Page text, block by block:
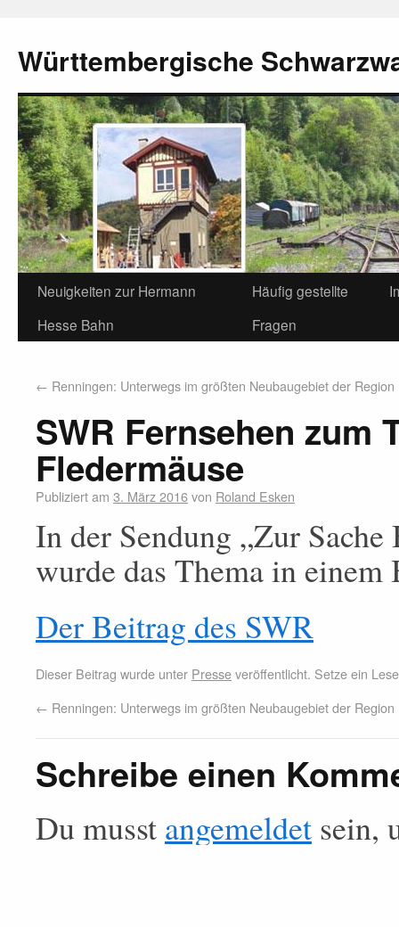
Württembergische
Neuigkeiten zur Hermann
Hesse Bahn
Häufig gestellte
Fragen
← Renningen: Unterwegs im größten Neubaugebiet der Region
SWR Fernsehen zum
Fledermäuse
Publiziert am 3. März 2016von Roland Esken
In der Sendung „Zur
wurde das Thema in einem
Der Beitrag des SWR
Dieser Beitrag wurde unter Presseveröffentlicht. Setze ein
← Renningen: Unterwegs im größten Neubaugebiet der Region
Schreibe einen
Du musst angemeldet sein,